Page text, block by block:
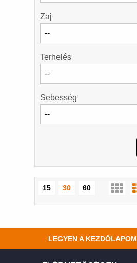
Zaj
Terhelés
Sebesség
15 30 60
LEGYEN A KEZDŐLAPOM